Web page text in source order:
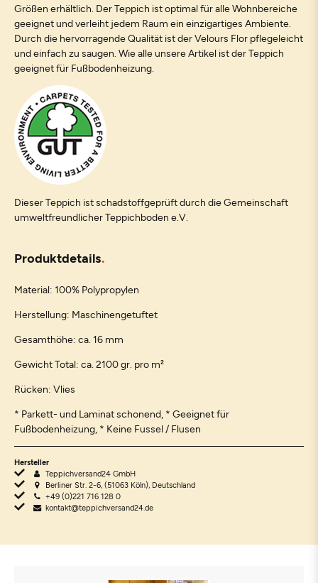
Größen erhältlich. Der Teppich ist optimal für alle Wohnbereiche
geeignet und verleiht jedem Raum ein einzigartiges Ambiente.
Durch die hervorragende Qualität ist der Velours Flor pflegeleicht
und einfach zu saugen. Wie alle unsere Artikel ist der Teppich
geeignet für Fußbodenheizung.
Dieser Teppich ist schadstoffgeprüft durch die Gemeinschaft
umweltfreundlicher Teppichboden e.V.
Produktdetails
Material: 100% Polypropylen
Herstellung: Maschinengetuftet
Gesamthöhe: ca. 16 mm
Gewicht Total: ca. 2100 gr. pro m²
Rücken: Vlies
* Parkett- und Laminat schonend, * Geeignet für
Fußbodenheizung, * Keine Fussel / Flusen
Hersteller
Teppichversand24 GmbH
Berliner Str. 2-6, (51063 Köln), Deutschland
+49 (0)221 716 128 0
kontakt@teppichversand24.de